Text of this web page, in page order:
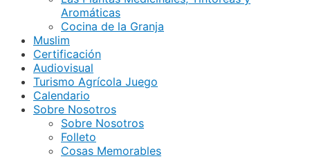
Aromáticas
Cocina de la Granja
Muslim
Certificación
Audiovisual
Turismo Agrícola Juego
Calendario
Sobre Nosotros
Sobre Nosotros
Folleto
Cosas Memorables